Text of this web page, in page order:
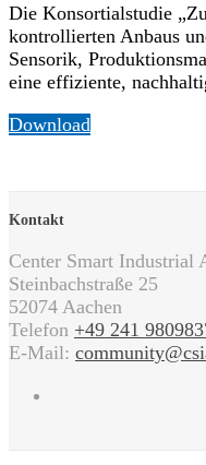
Die Konsortialstudie
kontrollierten Anbaus
Sensorik,
eine effiziente,
Download
Kontakt
Center Smart Industrial
Steinbachstraße 25
52074 Aachen
Telefon +49 241
E-Mail: